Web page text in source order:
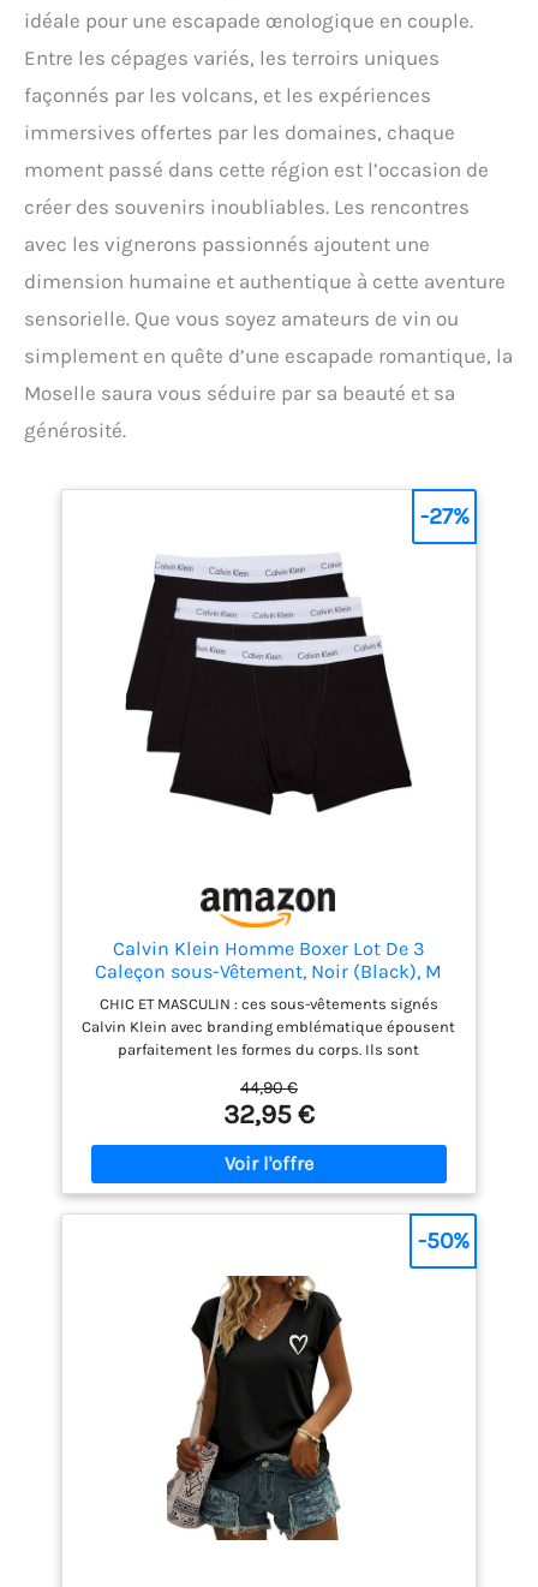
idéale pour une escapade œnologique en couple.
Entre les cépages variés, les terroirs uniques
façonnés par les volcans, et les expériences
immersives offertes par les domaines, chaque
moment passé dans cette région est l’occasion de
créer des souvenirs inoubliables. Les rencontres
avec les vignerons passionnés ajoutent une
dimension humaine et authentique à cette aventure
sensorielle. Que vous soyez amateurs de vin ou
simplement en quête d’une escapade romantique, la
Moselle saura vous séduire par sa beauté et sa
générosité.
Calvin Klein Homme Boxer Lot De 3
Caleçon sous-Vêtement, Noir (Black), M
CHIC ET MASCULIN : ces sous-vêtements signés
Calvin Klein avec branding emblématique épousent
parfaitement les formes du corps. Ils sont
sport. CONFORT : grâce à l’élasthanne, ces sous-
vêtements à taille mi-haute sont agréables à porter.
La ceinture élastique avec le logo classique
souligne les lignes épurées. MATIÈRE ET ENTRETIEN :
articles 95 % coton et 5 % élasthanne. Lavage et
séchage en machine. COTTON STRETCH : cette
collection propose des modèles classiques en
coton extensible. À porter au quotidien pour une
sensation de bien-être exceptionnelle. LA
FASCINATION À L’ÉTAT PUR : Fondée en 1968, la
marque lifestyle Calvin Klein est célèbre pour son
style emblématique qui fascine toujours autant
l’univers de la mode. La marque américaine
privilégie un style minimaliste.
44,90 €
32,95 €
-27%
-50%